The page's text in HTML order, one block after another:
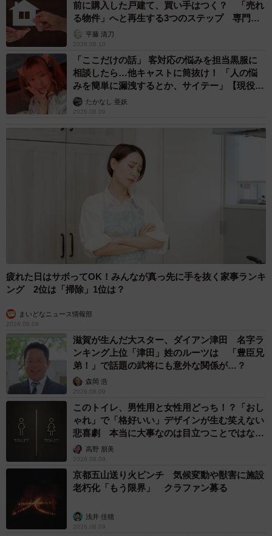
前に購入した戸建て、買い手はつく？ 「売れ
る物件」へと再生する3つのステップ 専門家
が解説平藤 清刀
2026.08.10
「ここだけの話」 客対応の悩みを担当黒服に
相談したら…他キャストに筒抜け！ 「人の悩
みを簡単に漏洩するとか、サイテー」【現役キ
ャストに取材】
たかなし 亜妖
2026.08.09
疲れた日はサボってOK！みんなが真っ先に手を抜く家事ランキ
ング 2位は「掃除」1位は？
まいどなニュース情報部
2026.08.09
滋賀が生んだ大スター、ダイアン津田 名字ラ
ンキング上位「津田」姓のルーツは 「豊臣兄
弟！」で話題の武将にも意外な関係が…？
森岡 浩
2026.08.09
このトイレ、男性用と女性用どっち！？「おし
ゃれ」で「格好いい」デザインが生む笑えない
悲喜劇 本当に大事なのは目立つことではな
く…高野 朋美
2026.08.09
京都五山送り火ピンチ 気候変動や獣害に施設
老朽化「もう限界」 クラファン募る
浅井 佳穂
2026.08.09